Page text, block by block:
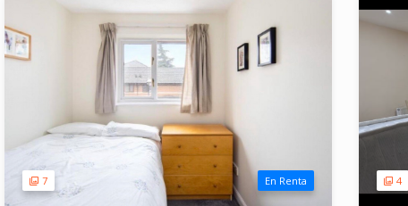
7 En Renta 4